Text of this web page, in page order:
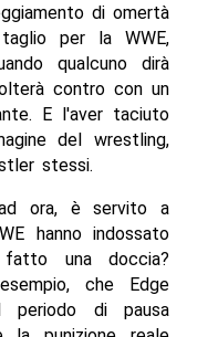
di omertà
per la WWE,
qualcuno dirà
contro con un
E l'aver taciuto
del wrestling,
stessi.
ora, è servito a
hanno indossato
una doccia?
che Edge
periodo di pausa